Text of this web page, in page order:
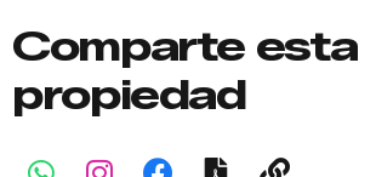
Comparte esta
propiedad